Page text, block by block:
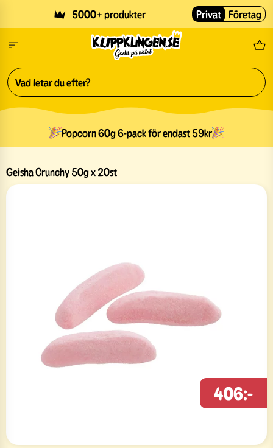
5000+ produkter Fri
Privat Företag
Popcorn 60g 6-pack för endast 59kr
Geisha Crunchy 50g x 20st
406:-